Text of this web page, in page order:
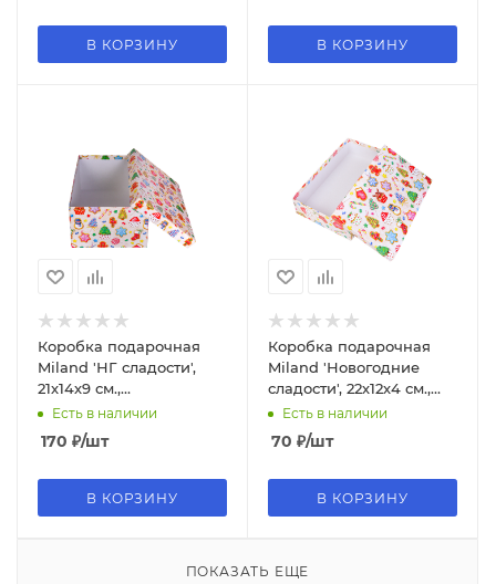
В КОРЗИНУ В КОРЗИНУ
Коробка подарочная
Miland 'НГ сладости',
21х14х9 см.,
прямоугольная (Серия
10в1), картон, 1444
Есть в наличии
170 ₽/шт
В КОРЗИНУ
Коробка подарочная
Miland 'Новогодние
сладости', 22х12х4 см.,
прямоугольная (Серия
5в1), 1741
Есть в наличии
70 ₽/шт
В КОРЗИНУ
ПОКАЗАТЬ ЕЩЕ